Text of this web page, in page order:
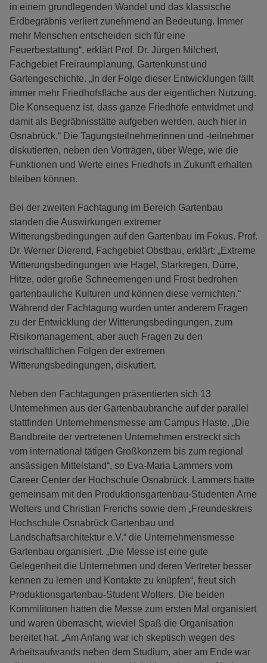
in einem grundlegenden Wandel und das klassische
Erdbegräbnis verliert zunehmend an Bedeutung. Immer
mehr Menschen entscheiden sich für eine
Feuerbestattung“, erklärt Prof. Dr. Jürgen Milchert,
Fachgebiet Freiraumplanung, Gartenkunst und
Gartengeschichte. „In der Folge dieser Entwicklungen fällt
immer mehr Friedhofsfläche aus der eigentlichen Nutzung.
Die Konsequenz ist, dass ganze Friedhöfe entwidmet und
damit als Begräbnisstätte aufgeben werden, auch hier in
Osnabrück.“ Die Tagungsteilnehmerinnen und -teilnehmer
diskutierten, neben den Vorträgen, über Wege, wie die
Funktionen und Werte eines Friedhofs in Zukunft erhalten
bleiben können.
Bei der zweiten Fachtagung im Bereich Gartenbau
standen die Auswirkungen extremer
Witterungsbedingungen auf den Gartenbau im Fokus. Prof.
Dr. Werner Dierend, Fachgebiet Obstbau, erklärt: „Extreme
Witterungsbedingungen wie Hagel, Starkregen, Dürre,
Hitze, oder große Schneemengen und Frost bedrohen
gartenbauliche Kulturen und können diese vernichten.“
Während der Fachtagung wurden unter anderem Fragen
zu der Entwicklung der Witterungsbedingungen, zum
Risikomanagement, aber auch Fragen zu den
wirtschaftlichen Folgen der extremen
Witterungsbedingungen, diskutiert.
Neben den Fachtagungen präsentierten sich 13
Unternehmen aus der Gartenbaubranche auf der parallel
stattfinden Unternehmensmesse am Campus Haste. „Die
Bandbreite der vertretenen Unternehmen erstreckt sich
vom international tätigen Großkonzern bis zum regional
ansässigen Mittelstand“, so Eva-Maria Lammers vom
Career Center der Hochschule Osnabrück. Lammers hatte
gemeinsam mit den Produktionsgartenbau-Studenten Arne
Wolters und Christian Frerichs sowie dem „Freundeskreis
Hochschule Osnabrück Gartenbau und
Landschaftsarchitektur e.V.“ die Unternehmensmesse
Gartenbau organisiert. „Die Messe ist eine gute
Gelegenheit die Unternehmen und deren Vertreter besser
kennen zu lernen und Kontakte zu knüpfen“, freut sich
Produktionsgartenbau-Student Wolters. Die beiden
Kommilitonen hatten die Messe zum ersten Mal organisiert
und waren überrascht, wieviel Spaß die Organisation
bereitet hat. „Am Anfang war ich skeptisch wegen des
Arbeitsaufwands neben dem Studium, aber am Ende war